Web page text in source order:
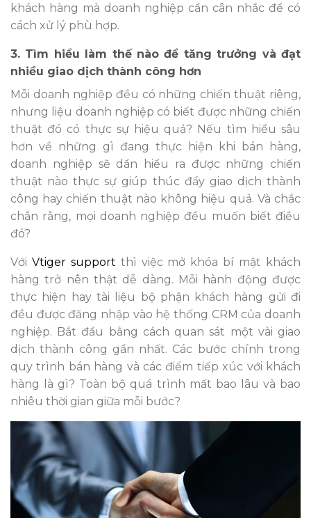
khách hàng mà doanh nghiệp cần cân nhắc để có
cách xử lý phù hợp.
3. Tìm hiểu làm thế nào để tăng trưởng và đạt
nhiều giao dịch thành công hơn
Mỗi doanh nghiệp đều có những chiến thuật riêng,
nhưng liệu doanh nghiệp có biết được những chiến
thuật đó có thực sự hiệu quả? Nếu tìm hiểu sâu
hơn về những gì đang thực hiện khi bán hàng,
doanh nghiệp sẽ dần hiểu ra được những chiến
thuật nào thực sự giúp thúc đẩy giao dịch thành
công hay chiến thuật nào không hiệu quả. Và chắc
chắn rằng, mọi doanh nghiệp đều muốn biết điều
đó?
Với Vtiger support thì việc mở khóa bí mật khách
hàng trở nên thật dễ dàng. Mỗi hành động được
thực hiện hay tài liệu bộ phận khách hàng gửi đi
đều được đăng nhập vào hệ thống CRM của doanh
nghiệp. Bắt đầu bằng cách quan sát một vài giao
dịch thành công gần nhất. Các bước chính trong
quy trình bán hàng và các điểm tiếp xúc với khách
hàng là gì? Toàn bộ quá trình mất bao lâu và bao
nhiêu thời gian giữa mỗi bước?